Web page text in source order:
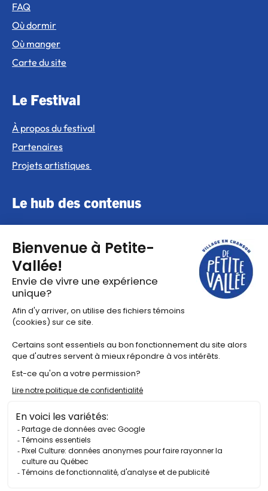
FAQ
Où dormir
Où manger
Carte du site
Le Festival
À propos du festival
Partenaires
Projets artistiques
Le hub des contenus
Pacours balado
Vidéos
©2025 Tous droits réservés Festival en chanson de Petite-
Vallée
Politique de confidentialité